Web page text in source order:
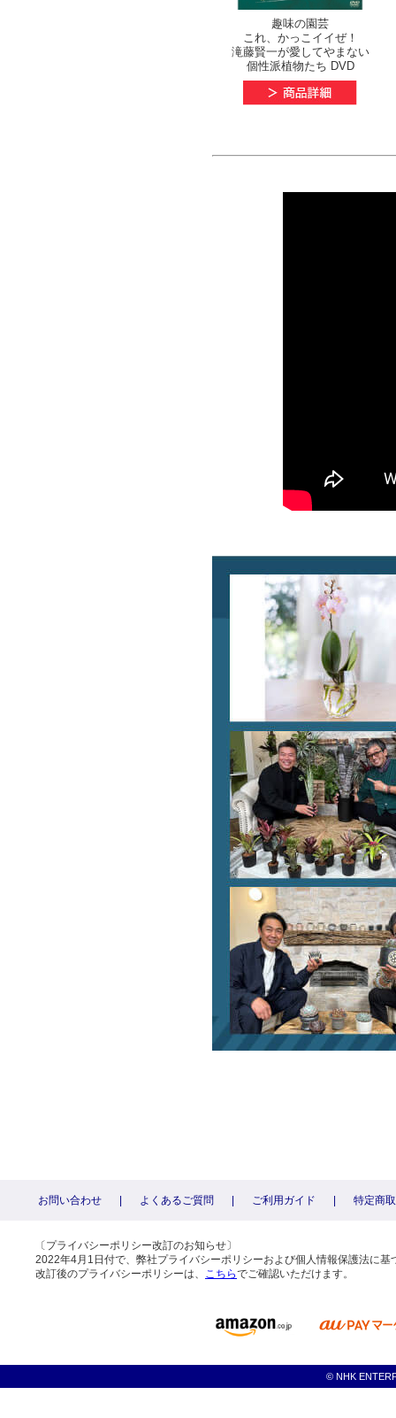
趣味の園芸
これ、かっこイイぜ！
滝藤賢一が愛してやまない
個性派植物たち DVD
お問い合わせ よくあるご質問 ご利用ガイド 特定商
〔プライバシーポリシー改訂のお知らせ〕
2022年4月1日付で、弊社プライバシーポリシーおよび個人情報保護法に基
改訂後のプライバシーポリシーは、 こちらでご確認いただけます。
© NHK